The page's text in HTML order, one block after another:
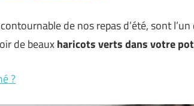
de nos repas d’été, sont
de beauxharicots verts dans votre
?